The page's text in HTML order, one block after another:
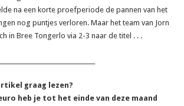
na een korte proefperiode de pannen van het
nog puntjes verloren. Maar het team van Jorn
in Bree Tongerlo via 2-3 naar de titel . . .
graag lezen?
heb je tot het einde van deze maand